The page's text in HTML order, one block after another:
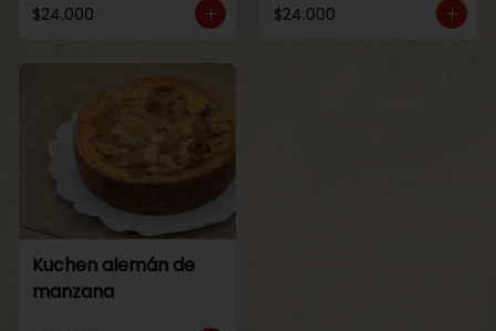
$24.000 $24.000
Kuchen alemán de
manzana